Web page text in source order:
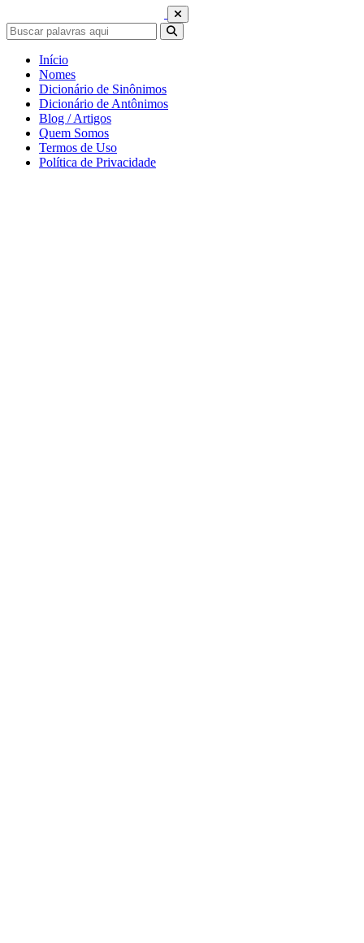
Início
Nomes
Dicionário de Sinônimos
Dicionário de Antônimos
Blog / Artigos
Quem Somos
Termos de Uso
Política de Privacidade